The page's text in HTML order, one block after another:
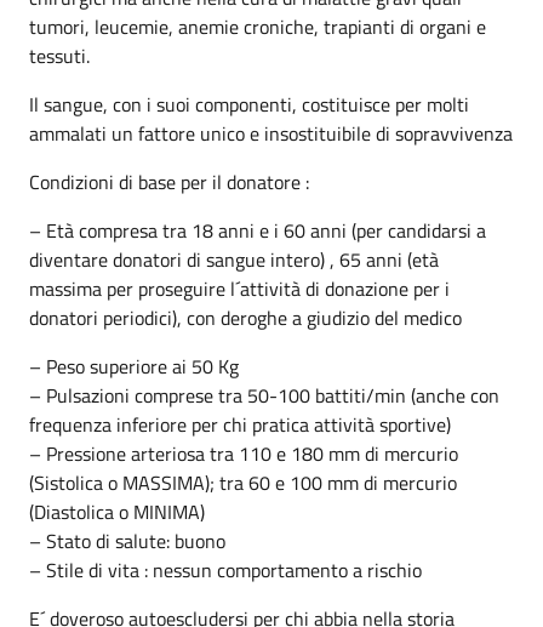
tumori, leucemie, anemie croniche, trapianti di organi e
tessuti.
Il sangue, con i suoi componenti, costituisce per molti
ammalati un fattore unico e insostituibile di sopravvivenza
Condizioni di base per il donatore :
– Età compresa tra 18 anni e i 60 anni (per candidarsi a
diventare donatori di sangue intero) , 65 anni (età
massima per proseguire l´attività di donazione per i
donatori periodici), con deroghe a giudizio del medico
– Peso superiore ai 50 Kg
– Pulsazioni comprese tra 50-100 battiti/min (anche con
frequenza inferiore per chi pratica attività sportive)
– Pressione arteriosa tra 110 e 180 mm di mercurio
(Sistolica o MASSIMA); tra 60 e 100 mm di mercurio
(Diastolica o MINIMA)
– Stato di salute: buono
– Stile di vita : nessun comportamento a rischio
E´ doveroso autoescludersi per chi abbia nella storia